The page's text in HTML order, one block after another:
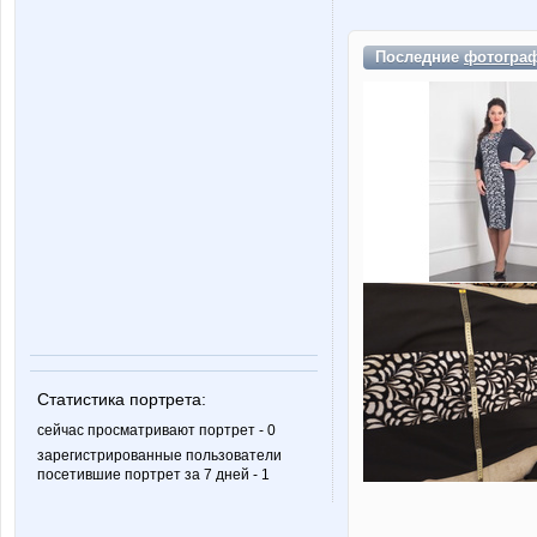
Статистика портрета:
сейчас просматривают портрет - 0
зарегистрированные пользователи
посетившие портрет за 7 дней - 1
Последние